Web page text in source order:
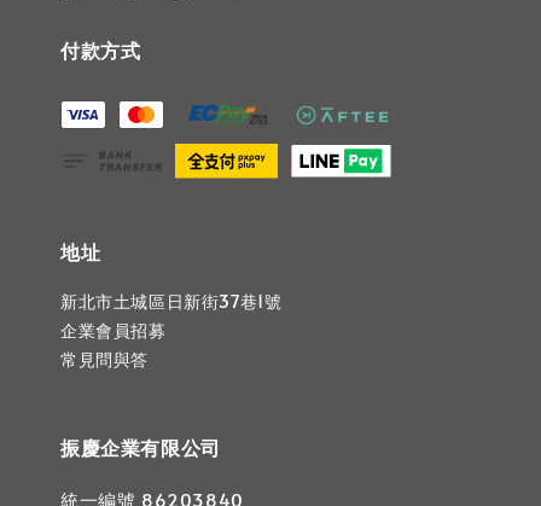
付款方式
地址
新北市土城區日新街37巷1號
企業會員招募
常見問與答
振慶企業有限公司
統一編號 86203840